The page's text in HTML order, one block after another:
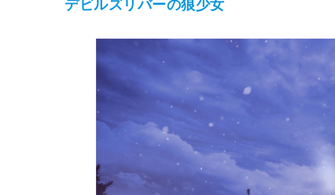
デビルズリバーの狼少女